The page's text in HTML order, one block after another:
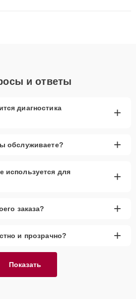
и ответы
диагностика
+
обслуживаете? +
используется для
+
заказа? +
и прозрачно? +
Показать